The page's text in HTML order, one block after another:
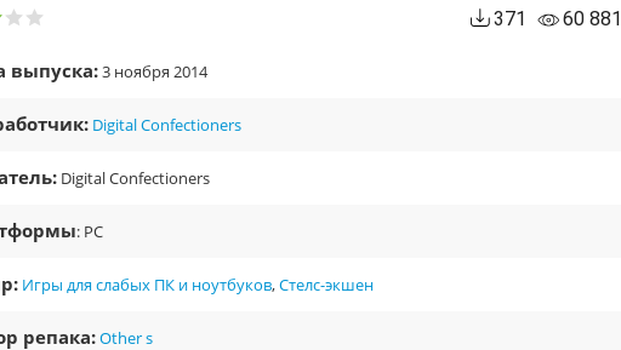
60 881
371
выпуска:3 ноября 2014
Digital Confectioners
Digital Confectioners
: PC
Игры для слабых ПК и ноутбуков,Стелс-экшен
репака:Other s